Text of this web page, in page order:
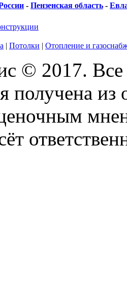
- Пензенская область -
| Потолки | Отопление и
© 2017.
получена из